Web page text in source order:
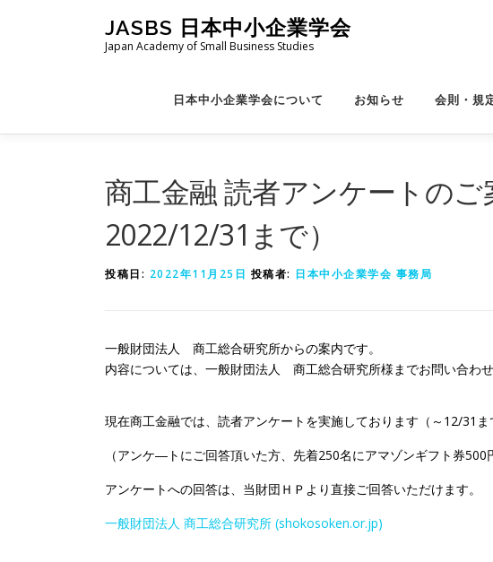
ス
JASBS 日本中小企業学会
Japan Academy of Small Business Studies
日本中小企業学会について お知らせ 会則・規
商工金融 読者アンケートのご
2022/12/31まで）
投稿日: 2022年11月25日 投稿者: 日本中小企業学会 事務局
一般財団法人 商工総合研究所からの案内です。
内容については、一般財団法人 商工総合研究所様までお問い合わせ
現在商工金融では、読者アンケートを実施しております（～12/31ま
（アンケ―トにご回答頂いた方、先着250名にアマゾンギフト券500
アンケートへの回答は、当財団ＨＰより直接ご回答いただけます。
一般財団法人 商工総合研究所 (shokosoken.or.jp)